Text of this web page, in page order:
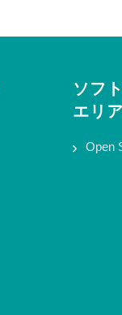
ソフ
エリ
Open